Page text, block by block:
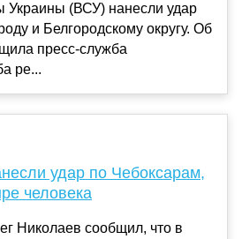
Украины (ВСУ) нанесли удар
и Белгородскому округу. Об
пресс-служба
ре...
удар по Чебоксарам,
человека
Николаев сообщил, что в